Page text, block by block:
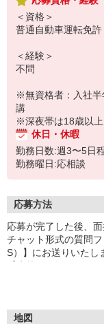
＜資格＞
普通自動車運転免
＜経験＞
不問
※無資格者：入社半
講
※深夜帯は18歳以上
休日・休暇
勤務日数:週3〜5日
勤務曜日:応相談
応募方法
応募が完了した後、
チャット形式の質問
S）】にお送りいたし
1.応募…Webもしくは
※実技試験はドライ
地図